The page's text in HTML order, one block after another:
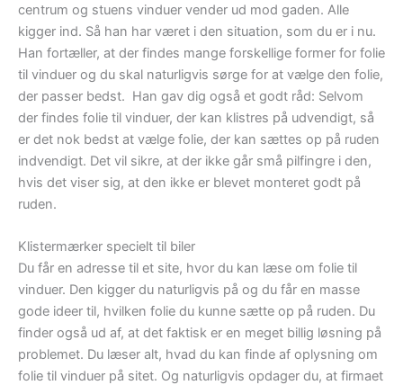
centrum og stuens vinduer vender ud mod gaden. Alle
kigger ind. Så han har været i den situation, som du er i nu.
Han fortæller, at der findes mange forskellige former for folie
til vinduer og du skal naturligvis sørge for at vælge den folie,
der passer bedst. Han gav dig også et godt råd: Selvom
der findes folie til vinduer, der kan klistres på udvendigt, så
er det nok bedst at vælge folie, der kan sættes op på ruden
indvendigt. Det vil sikre, at der ikke går små pilfingre i den,
hvis det viser sig, at den ikke er blevet monteret godt på
ruden.
Klistermærker specielt til biler
Du får en adresse til et site, hvor du kan læse om folie til
vinduer. Den kigger du naturligvis på og du får en masse
gode ideer til, hvilken folie du kunne sætte op på ruden. Du
finder også ud af, at det faktisk er en meget billig løsning på
problemet. Du læser alt, hvad du kan finde af oplysning om
folie til vinduer på sitet. Og naturligvis opdager du, at firmaet